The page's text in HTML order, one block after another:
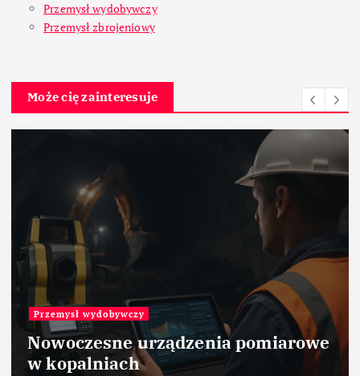
Przemysł wydobywczy
Przemysł zbrojeniowy
Może cię zainteresuje
Przemysł wydobywczy
Nowoczesne urządzenia pomiarowe
w kopalniach